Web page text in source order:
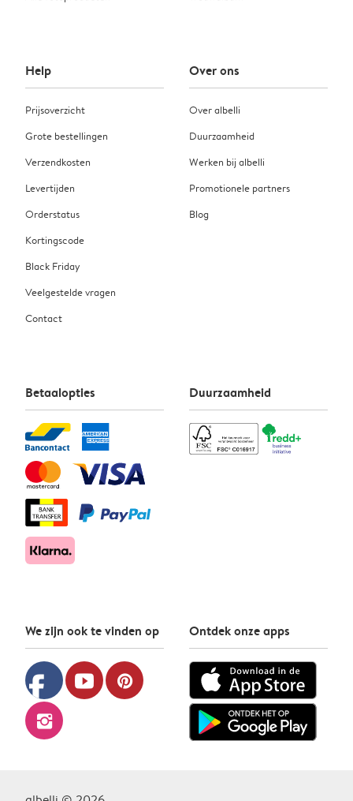
Help
Prijsoverzicht
Grote bestellingen
Verzendkosten
Levertijden
Orderstatus
Kortingscode
Black Friday
Veelgestelde vragen
Contact
Over ons
Over albelli
Duurzaamheid
Werken bij albelli
Promotionele partners
Blog
Betaalopties Duurzaamheid
We zijn ook te vinden op
facebook youtube pinterest
instagram
Ontdek onze apps